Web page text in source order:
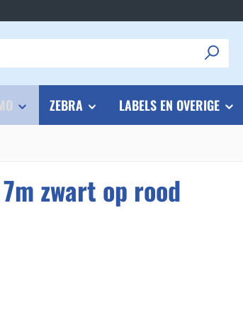
ZEBRA LABELS EN OVERIGE
zwart op rood